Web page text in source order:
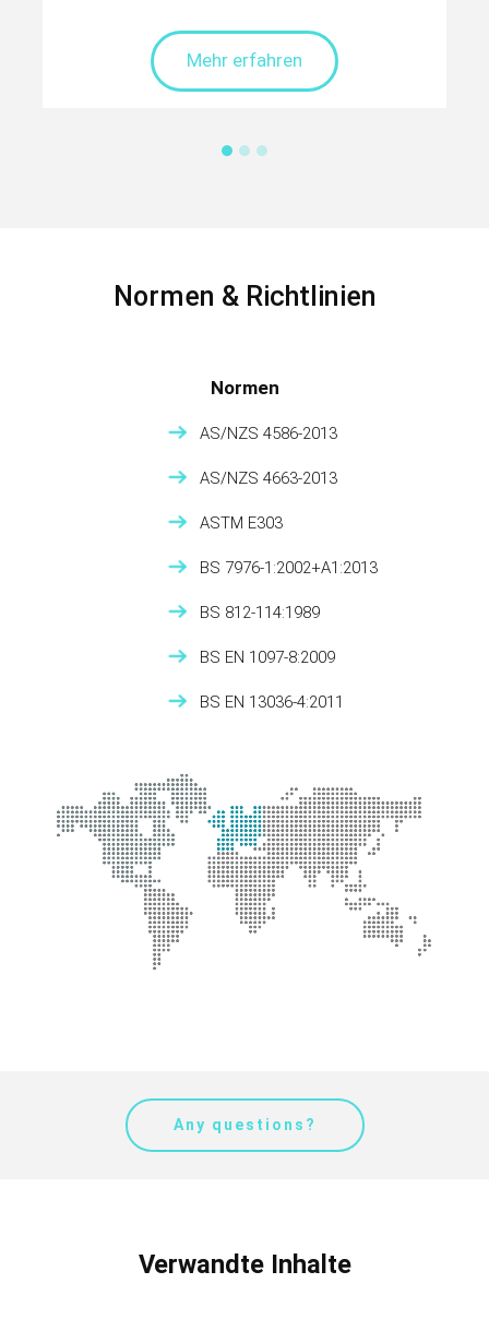
Mehr erfahren
Normen & Richtlinien
Normen
AS/NZS 4586-2013
AS/NZS 4663-2013
ASTM E303
BS 7976-1:2002+A1:2013
BS 812-114:1989
BS EN 1097-8:2009
BS EN 13036-4:2011
Any questions?
Verwandte Inhalte